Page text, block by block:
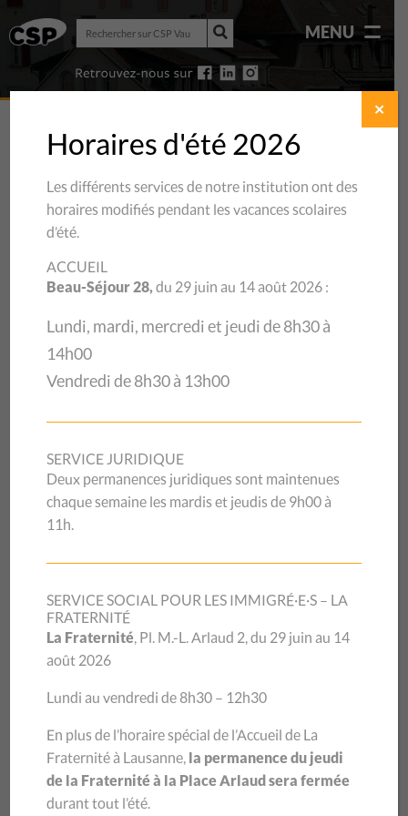
Rechercher
sur
CSP
Vaud
Rechercher
CSP
Vaud
MENU
10/12/2018
la violence, pour l’égalité
La Suisse a adhéré à la Convention du Conseil de l’Europe
femmes et la violence domestique, dite «Convention
d’Istanbul». De ce fait, elle s’engage à prendre des mesures
globales contre la violence domestique et la violence liée
au genre, ainsi que pour l’égalité entre femmes et hommes.
Horaires d'été 2026
Les différents services de notre institution ont des
horaires modifiés pendant les vacances scolaires
d’été.
ACCUEIL
Beau-Séjour 28,du 29 juin au 14 août 2026 :
Lundi, mardi, mercredi et jeudi de 8h30 à
14h00
Vendredi de 8h30 à 13h00
SERVICE JURIDIQUE
Deux permanences juridiques sont maintenues
chaque semaine les mardis et jeudis de 9h00 à
11h.
SERVICE SOCIAL POUR LES IMMIGRÉ·E·S – LA
FRATERNITÉ
La Fraternité, Pl. M.-L. Arlaud 2, du 29 juin au 14
août 2026
Lundi au vendredi de 8h30 – 12h30
En plus de l’horaire spécial de l’Accueil de La
Fraternité à Lausanne, la permanence du jeudi
de la Fraternité à la Place Arlaud sera fermée
durant tout l’été.
✕